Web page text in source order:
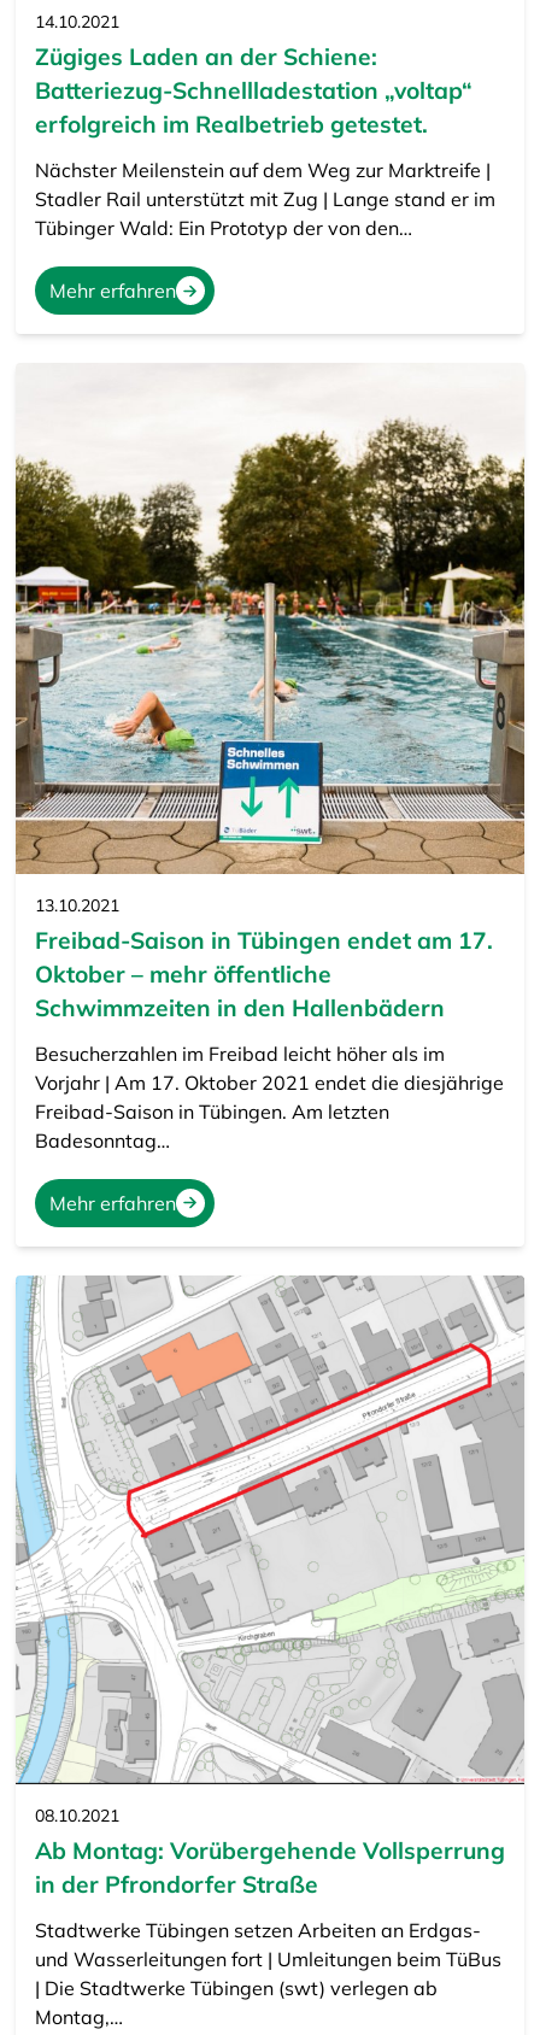
14.10.2021
Zügiges Laden an der Schiene:
Batteriezug-Schnellladestation „voltap“
erfolgreich im Realbetrieb getestet.
Nächster Meilenstein auf dem Weg zur Marktreife |
Stadler Rail unterstützt mit Zug | Lange stand er im
Tübinger Wald: Ein Prototyp der von den…
Mehr erfahren
13.10.2021
Freibad-Saison in Tübingen endet am 17.
Oktober – mehr öffentliche
Schwimmzeiten in den Hallenbädern
Besucherzahlen im Freibad leicht höher als im
Vorjahr | Am 17. Oktober 2021 endet die diesjährige
Freibad-Saison in Tübingen. Am letzten
Badesonntag…
Mehr erfahren
08.10.2021
Ab Montag: Vorübergehende Vollsperrung
in der Pfrondorfer Straße
Stadtwerke Tübingen setzen Arbeiten an Erdgas-
und Wasserleitungen fort | Umleitungen beim TüBus
| Die Stadtwerke Tübingen (swt) verlegen ab
Montag,…